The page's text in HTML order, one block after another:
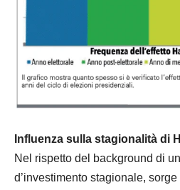
Influenza sulla stagionalità di
Nel rispetto del background di
d’investimento stagionale,